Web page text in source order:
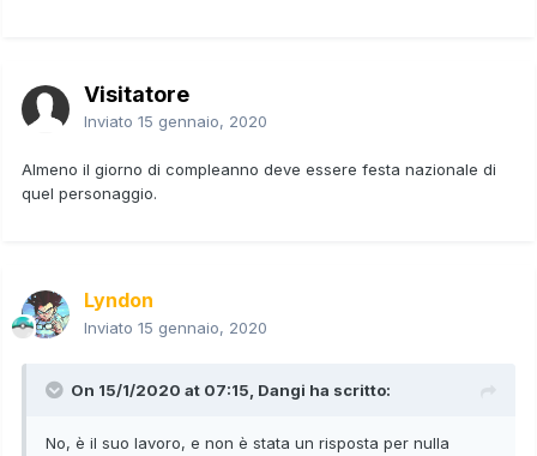
Visitatore
Inviato 15 gennaio, 2020
Almeno il giorno di compleanno deve essere festa nazionale di
quel personaggio.
Lyndon
Inviato 15 gennaio, 2020
On 15/1/2020 at 07:15, Dangi ha scritto:
No, è il suo lavoro, e non è stata un risposta per nulla